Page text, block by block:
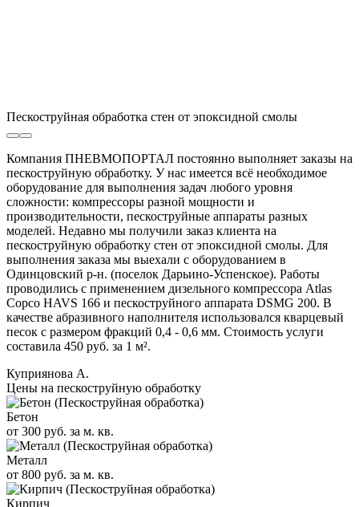
Пескоструйная обработка стен от эпоксидной смолы
Компания ПНЕВМОПОРТАЛ постоянно выполняет заказы на
пескоструйную обработку. У нас имеется всё необходимое
оборудование для выполнения задач любого уровня
сложности: компрессоры разной мощности и
производительности, пескоструйные аппараты разных
моделей. Недавно мы получили заказ клиента на
пескоструйную обработку стен от эпоксидной смолы. Для
выполнения заказа мы выехали с оборудованием в
Одинцовский р-н. (поселок Дарьино-Успенское). Работы
проводились с применением дизельного компрессора Atlas
Copco HAVS 166 и пескоструйного аппарата DSMG 200. В
качестве абразивного наполнителя использовался кварцевый
песок с размером фракций 0,4 - 0,6 мм. Стоимость услуги
составила 450 руб. за 1 м².
Куприянова А.
Цены на пескоструйную обработку
Бетон
от 300 руб. за м. кв.
Металл
от 800 руб. за м. кв.
Кирпич